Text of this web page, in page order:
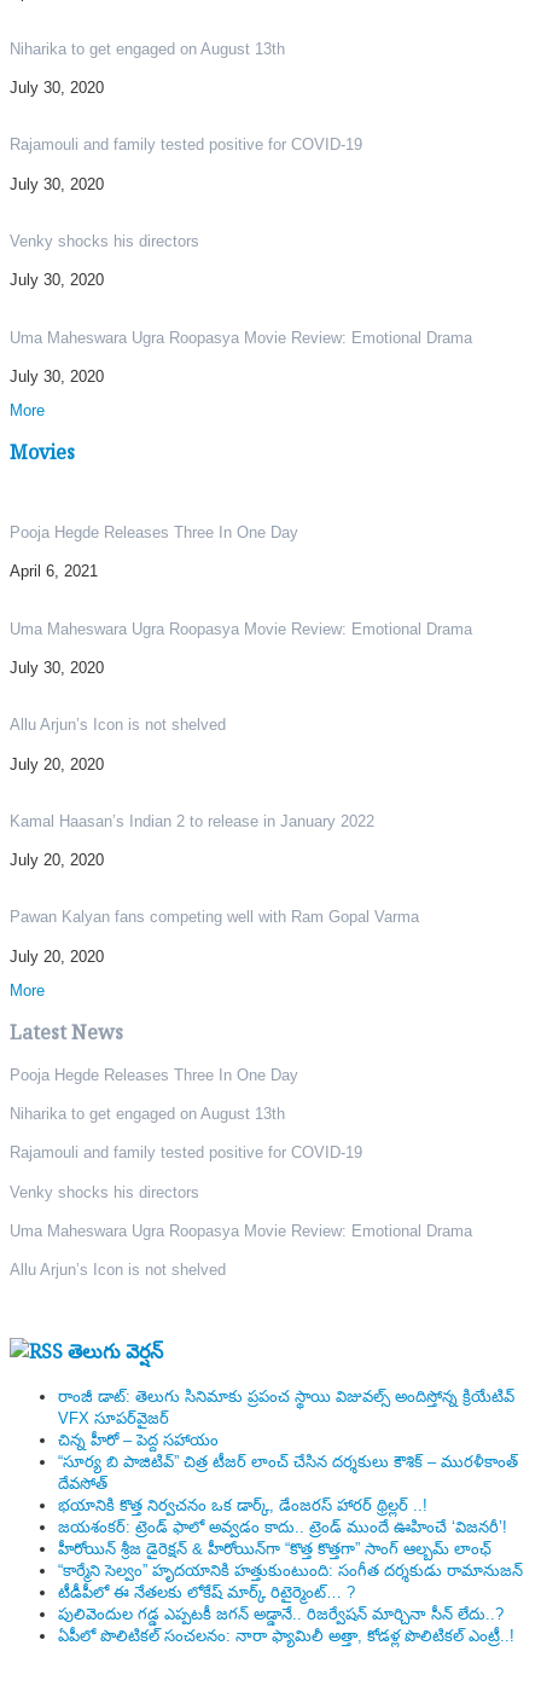
Niharika to get engaged on August 13th
July 30, 2020
Rajamouli and family tested positive for COVID-19
July 30, 2020
Venky shocks his directors
July 30, 2020
Uma Maheswara Ugra Roopasya Movie Review: Emotional Drama
July 30, 2020
More
Movies
Pooja Hegde Releases Three In One Day
April 6, 2021
Uma Maheswara Ugra Roopasya Movie Review: Emotional Drama
July 30, 2020
Allu Arjun’s Icon is not shelved
July 20, 2020
Kamal Haasan’s Indian 2 to release in January 2022
July 20, 2020
Pawan Kalyan fans competing well with Ram Gopal Varma
July 20, 2020
More
Latest News
Pooja Hegde Releases Three In One Day
Niharika to get engaged on August 13th
Rajamouli and family tested positive for COVID-19
Venky shocks his directors
Uma Maheswara Ugra Roopasya Movie Review: Emotional Drama
Allu Arjun’s Icon is not shelved
తెలుగు వెర్షన్
రాంజీ డాట్: తెలుగు సినిమాకు ప్రపంచ స్థాయి విజువల్స్ అందిస్తోన్న క్రియేటివ్
VFX సూపర్‌వైజర్
చిన్న హీరో – పెద్ద సహాయం
“సూర్య బి పాజిటివ్” చిత్ర టీజర్ లాంచ్ చేసిన‌ దర్శకులు కౌశిక్ – మురళీకాంత్
దేవసోత్
భయానికి కొత్త నిర్వచనం ఒక డార్క్, డేంజరస్ హారర్ థ్రిల్లర్ ..!
జయశంకర్: ట్రెండ్‌ ఫాలో అవ్వడం కాదు.. ట్రెండ్‌ ముందే ఊహించే ‘విజనరీ’!
హీరోయిన్ శ్రీజ డైరెక్ష‌న్ & హీరోయిన్‌గా “కొత్త కొత్తగా” సాంగ్ ఆల్బమ్ లాంఛ్
“కార్మేని సెల్వం” హృదయానికి హత్తుకుంటుంది: సంగీత దర్శకుడు రామానుజన్
టీడీపీలో ఈ నేత‌ల‌కు లోకేష్ మార్క్ రిటైర్మెంట్‌… ?
పులివెందుల గ‌డ్డ ఎప్ప‌ట‌కీ జ‌గ‌న్ అడ్డానే.. రిజ‌ర్వేష‌న్ మార్చినా సీన్ లేదు..?
ఏపీలో పొలిటిక‌ల్ సంచ‌ల‌నం: నారా ఫ్యామిలీ అత్తా, కోడ‌ళ్ల పొలిటికల్ ఎంట్రీ..!